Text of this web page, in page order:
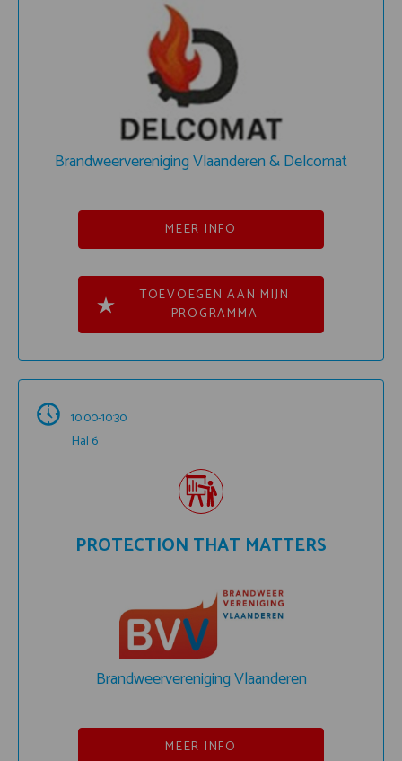
Brandweervereniging Vlaanderen & Delcomat
MEER INFO
TOEVOEGEN AAN MIJN
PROGRAMMA
10:00-10:30
Hal 6
PROTECTION THAT MATTERS
Brandweervereniging Vlaanderen
MEER INFO